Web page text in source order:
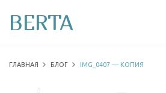
BERTA
ГЛАВНАЯ БЛОГ IMG_0407 — КОПИЯ